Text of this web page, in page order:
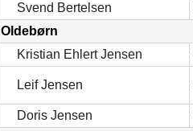
Svend Bertelsen
Oldebørn
Kristian Ehlert Jensen
Leif Jensen
Doris Jensen